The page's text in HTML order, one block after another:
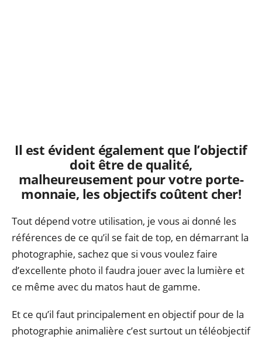
Il est évident également que l’objectif
doit être de qualité,
malheureusement pour votre porte-
monnaie, les objectifs coûtent cher!
Tout dépend votre utilisation, je vous ai donné les
références de ce qu’il se fait de top, en démarrant la
photographie, sachez que si vous voulez faire
d’excellente photo il faudra jouer avec la lumière et
ce même avec du matos haut de gamme.
Et ce qu’il faut principalement en objectif pour de la
photographie animalière c’est surtout un téléobjectif